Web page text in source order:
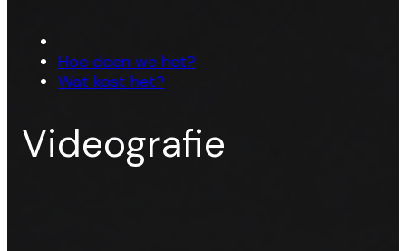
Hoe doen we het?
Wat kost het?
Videografie